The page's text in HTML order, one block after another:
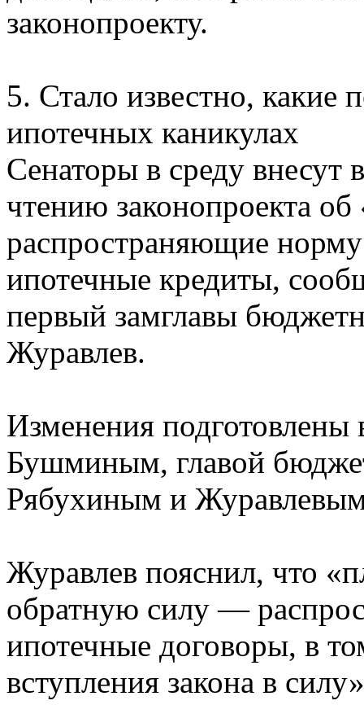
законопроекту.
5. Стало известно, какие
ипотечных каникулах
Сенаторы в среду внесут
чтению законопроекта
распространяющие норму
ипотечные кредиты,
первый замглавы
Журавлев.
Изменения
Бушминым, главой
Рябухиным и
Журавлев пояснил, что
обратную силу —
ипотечные договоры, в
вступления закона в